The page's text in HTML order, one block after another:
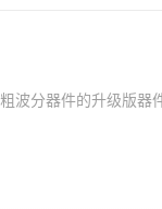
波分器件的升级版